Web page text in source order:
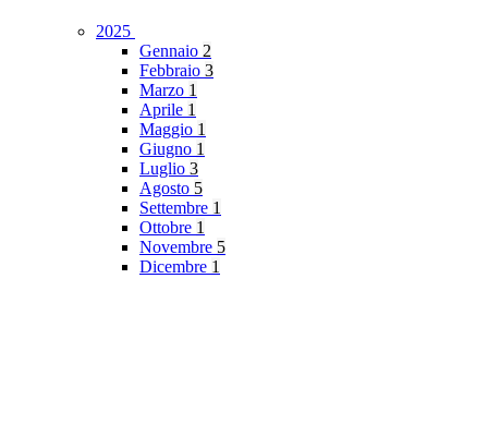
2025
Gennaio 2
Febbraio 3
Marzo 1
Aprile 1
Maggio 1
Giugno 1
Luglio 3
Agosto 5
Settembre 1
Ottobre 1
Novembre 5
Dicembre 1